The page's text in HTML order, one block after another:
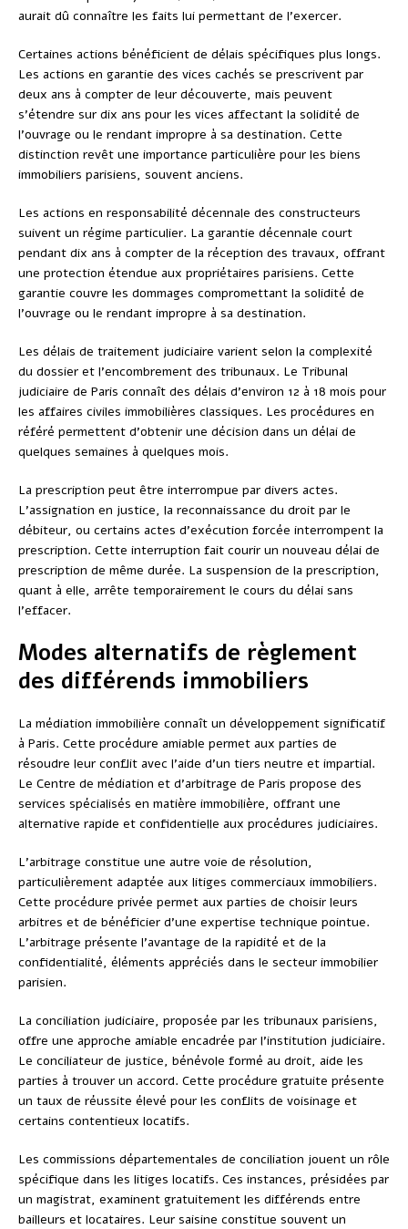
aurait dû connaître les faits lui permettant de l’exercer.
Certaines actions bénéficient de délais spécifiques plus longs.
Les actions en garantie des vices cachés se prescrivent par
deux ans à compter de leur découverte, mais peuvent
s’étendre sur dix ans pour les vices affectant la solidité de
l’ouvrage ou le rendant impropre à sa destination. Cette
distinction revêt une importance particulière pour les biens
immobiliers parisiens, souvent anciens.
Les actions en responsabilité décennale des constructeurs
suivent un régime particulier. La garantie décennale court
pendant dix ans à compter de la réception des travaux, offrant
une protection étendue aux propriétaires parisiens. Cette
garantie couvre les dommages compromettant la solidité de
l’ouvrage ou le rendant impropre à sa destination.
Les délais de traitement judiciaire varient selon la complexité
du dossier et l’encombrement des tribunaux. Le Tribunal
judiciaire de Paris connaît des délais d’environ 12 à 18 mois pour
les affaires civiles immobilières classiques. Les procédures en
référé permettent d’obtenir une décision dans un délai de
quelques semaines à quelques mois.
La prescription peut être interrompue par divers actes.
L’assignation en justice, la reconnaissance du droit par le
débiteur, ou certains actes d’exécution forcée interrompent la
prescription. Cette interruption fait courir un nouveau délai de
prescription de même durée. La suspension de la prescription,
quant à elle, arrête temporairement le cours du délai sans
l’effacer.
Modes alternatifs de règlement
des différends immobiliers
La médiation immobilière connaît un développement significatif
à Paris. Cette procédure amiable permet aux parties de
résoudre leur conflit avec l’aide d’un tiers neutre et impartial.
Le Centre de médiation et d’arbitrage de Paris propose des
services spécialisés en matière immobilière, offrant une
alternative rapide et confidentielle aux procédures judiciaires.
L’arbitrage constitue une autre voie de résolution,
particulièrement adaptée aux litiges commerciaux immobiliers.
Cette procédure privée permet aux parties de choisir leurs
arbitres et de bénéficier d’une expertise technique pointue.
L’arbitrage présente l’avantage de la rapidité et de la
confidentialité, éléments appréciés dans le secteur immobilier
parisien.
La conciliation judiciaire, proposée par les tribunaux parisiens,
offre une approche amiable encadrée par l’institution judiciaire.
Le conciliateur de justice, bénévole formé au droit, aide les
parties à trouver un accord. Cette procédure gratuite présente
un taux de réussite élevé pour les conflits de voisinage et
certains contentieux locatifs.
Les commissions départementales de conciliation jouent un rôle
spécifique dans les litiges locatifs. Ces instances, présidées par
un magistrat, examinent gratuitement les différends entre
bailleurs et locataires. Leur saisine constitue souvent un